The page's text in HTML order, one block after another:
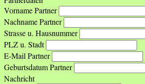
Vorname Partner
Nachname Partner
Strasse u. Hausnummer
PLZ u. Stadt
E-Mail Partner
Geburtsdatum Partner
Nachricht